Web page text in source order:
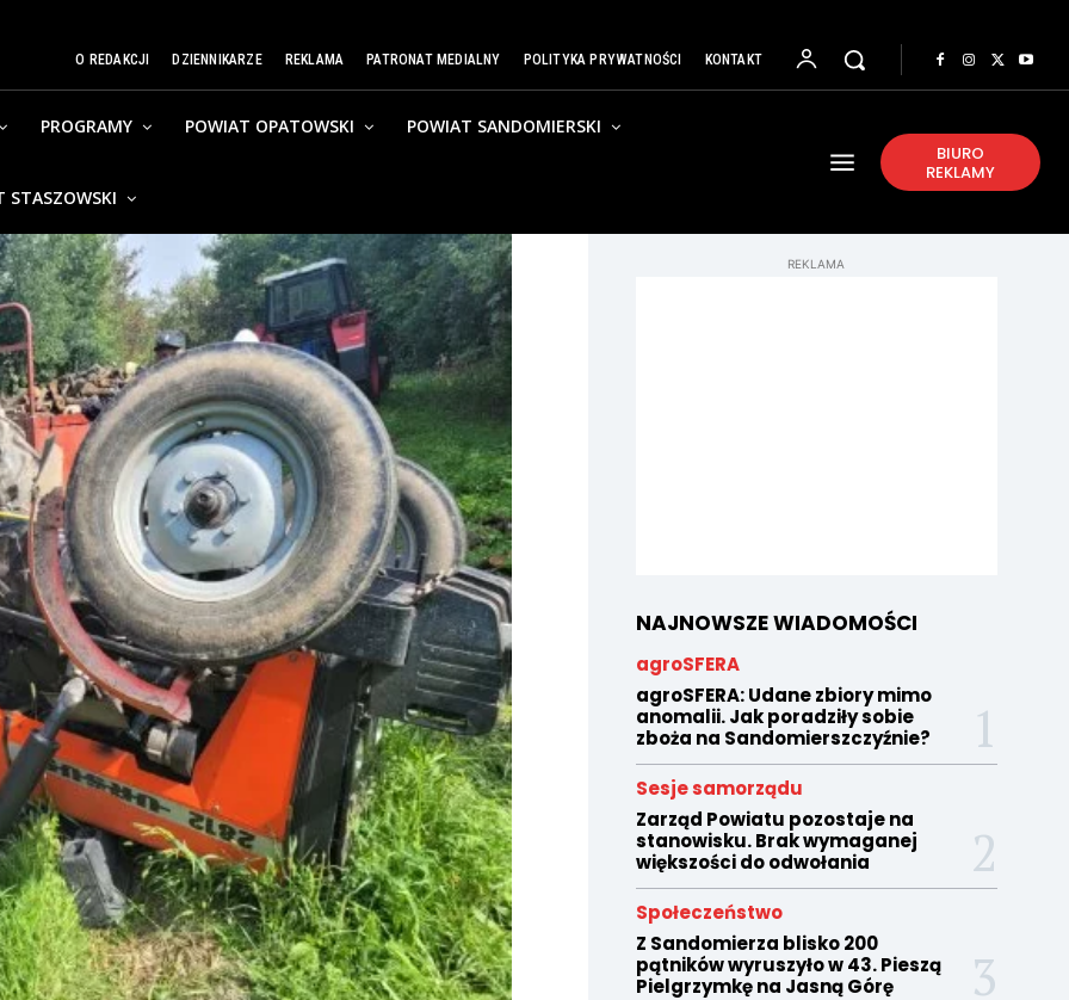
O REDAKCJI DZIENNIKARZE REKLAMA PATRONAT MEDIALNY POLITYKA PRYWATNOŚCI KONTAKT
PROGRAMY POWIAT OPATOWSKI POWIAT SANDOMIERSKI
STASZOWSKI
BIURO
REKLAMY
REKLAMA
NAJNOWSZE WIADOMOŚCI
agroSFERA
agroSFERA: Udane zbiory mimo
anomalii. Jak poradziły sobie
zboża na Sandomierszczyźnie?
Sesje samorządu
Zarząd Powiatu pozostaje na
stanowisku. Brak wymaganej
większości do odwołania
Społeczeństwo
Z Sandomierza blisko 200
pątników wyruszyło w 43. Pieszą
Pielgrzymkę na Jasną Górę